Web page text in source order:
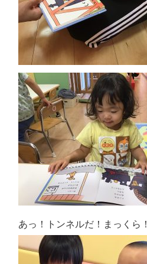
あっ！トンネルだ！まっくら！